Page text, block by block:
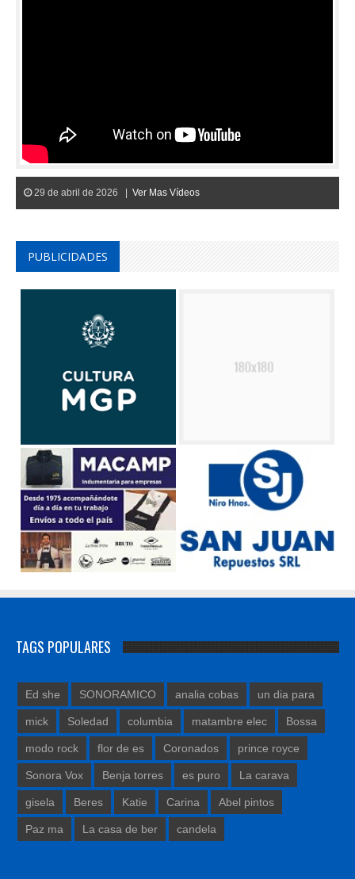
29 de abril de 2026 | Ver Mas Vídeos
PUBLICIDADES
TAGS POPULARES
Ed she SONORAMICO analia cobas un dia para
mick Soledad columbia matambre elec Bossa
modo rock flor de es Coronados prince royce
Sonora Vox Benja torres es puro La carava
gisela Beres Katie Carina Abel pintos
Paz ma La casa de ber candela